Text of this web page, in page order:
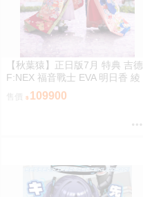
【秋葉猿】正日版7月 特典 吉德
F:NEX 福音戰士 EVA 明日香 綾
波零 日本人形 1/4 PVC 完成品
套組
售價 109900